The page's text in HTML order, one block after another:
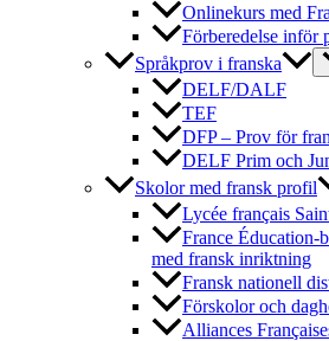
Onlinekurs med
Förberedelse inför
Språkprov i franska
DELF/DALF
TEF
DFP – Prov för
DELF Prim och
Skolor med fransk profil
Lycée français
France Éducation-
med fransk inriktning
Fransk nationell
Förskolor och
Alliances